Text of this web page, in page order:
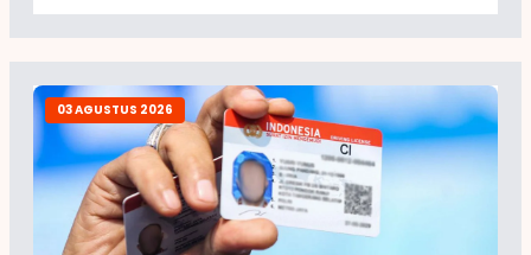
03 AGUSTUS 2026